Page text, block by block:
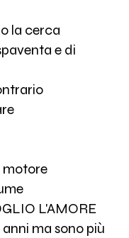
la cerca
e di
motore
L'AMORE
anni ma sono più